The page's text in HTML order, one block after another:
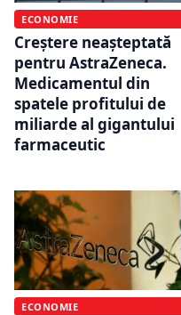
ECONOMIE
Creștere neașteptată
pentru AstraZeneca.
Medicamentul din
spatele profitului de
miliarde al gigantului
farmaceutic
ECONOMIE